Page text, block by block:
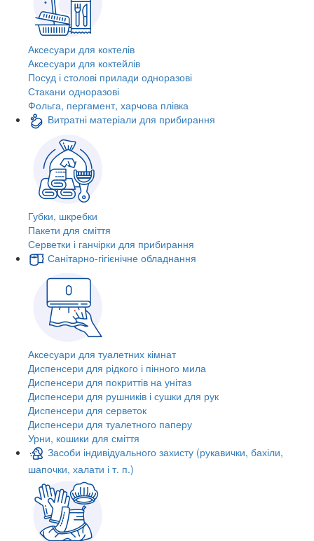
Аксесуари для коктелів
Аксесуари для коктейлів
Посуд і столові прилади одноразові
Стакани одноразові
Фольга, пергамент, харчова плівка
Витратні матеріали для прибирання
Губки, шкребки
Пакети для сміття
Серветки і ганчірки для прибирання
Санітарно-гігієнічне обладнання
Аксесуари для туалетних кімнат
Диспенсери для рідкого і пінного мила
Диспенсери для покриттів на унітаз
Диспенсери для рушників і сушки для рук
Диспенсери для серветок
Диспенсери для туалетного паперу
Урни, кошики для сміття
Засоби індивідуального захисту (рукавички, бахіли,
шапочки, халати і т. п.)